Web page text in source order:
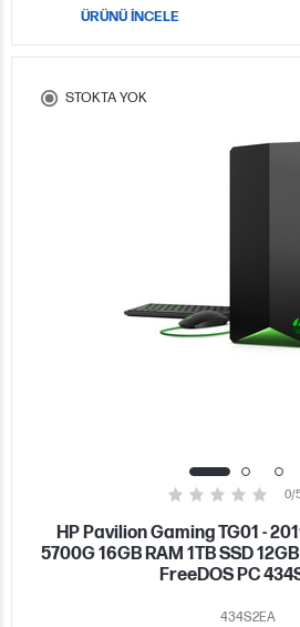
ÜRÜNÜ İNCELE
STOKTA YOK
0/
HP Pavilion Gaming TG01 -
5700G 16GB RAM 1TB SSD
FreeDOS PC
434S2EA